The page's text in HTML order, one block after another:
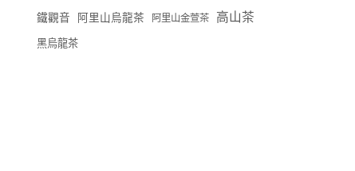
鐵觀音 阿里山烏龍茶 阿里山金萱茶 高山茶
黑烏龍茶